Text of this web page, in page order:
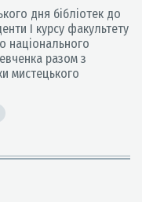
дня бібліотек до
І курсу факультету
національного
разом з
мистецького